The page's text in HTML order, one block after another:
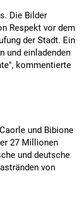
Die Bilder
Respekt vor dem
der Stadt. Ein
und einladenden
kommentierte
und Bibione
27 Millionen
und deutsche
von